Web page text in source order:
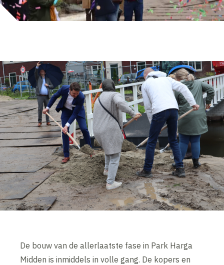
De bouw van de allerlaatste fase in Park Harga
Midden is inmiddels in volle gang. De kopers en